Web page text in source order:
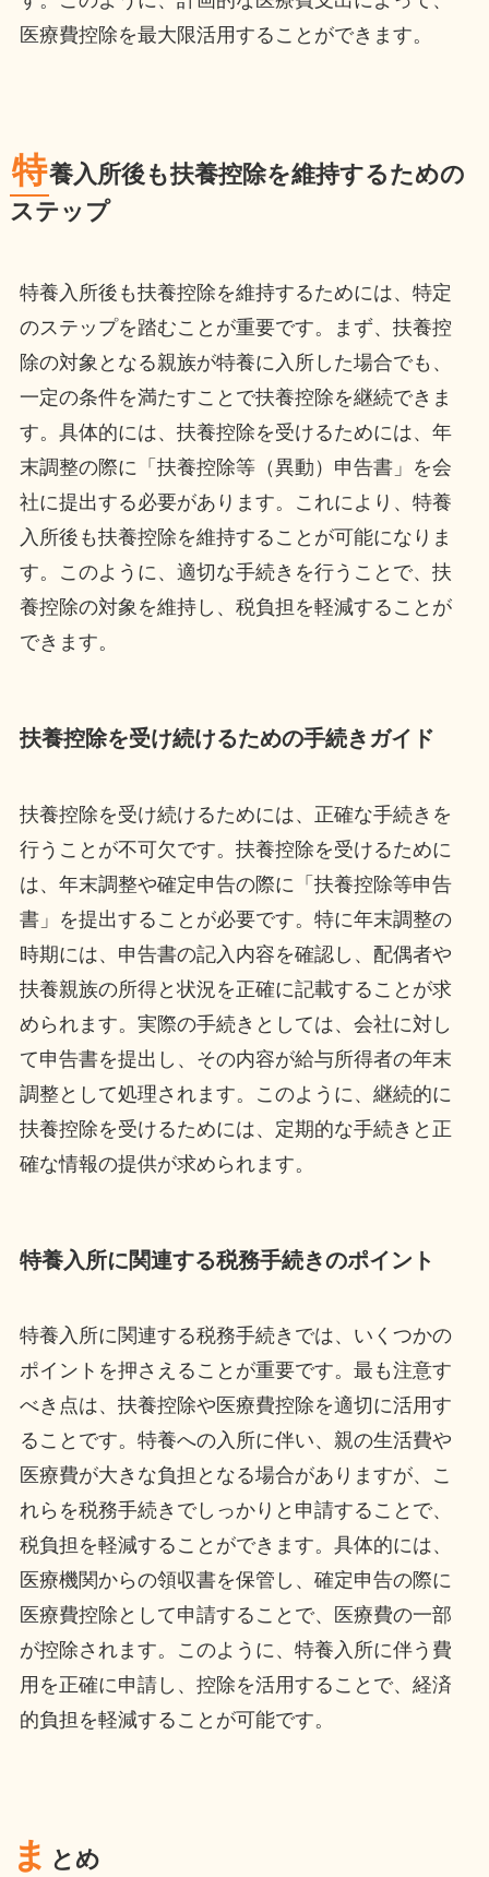
医療費控除を最大限活用することができます。
特養入所後も扶養控除を維持するための
ステップ
特養入所後も扶養控除を維持するためには、特定
のステップを踏むことが重要です。まず、扶養控
除の対象となる親族が特養に入所した場合でも、
一定の条件を満たすことで扶養控除を継続できま
す。具体的には、扶養控除を受けるためには、年
末調整の際に「扶養控除等（異動）申告書」を会
社に提出する必要があります。これにより、特養
入所後も扶養控除を維持することが可能になりま
す。このように、適切な手続きを行うことで、扶
養控除の対象を維持し、税負担を軽減することが
できます。
扶養控除を受け続けるための手続きガイド
扶養控除を受け続けるためには、正確な手続きを
行うことが不可欠です。扶養控除を受けるために
は、年末調整や確定申告の際に「扶養控除等申告
書」を提出することが必要です。特に年末調整の
時期には、申告書の記入内容を確認し、配偶者や
扶養親族の所得と状況を正確に記載することが求
められます。実際の手続きとしては、会社に対し
て申告書を提出し、その内容が給与所得者の年末
調整として処理されます。このように、継続的に
扶養控除を受けるためには、定期的な手続きと正
確な情報の提供が求められます。
特養入所に関連する税務手続きのポイント
特養入所に関連する税務手続きでは、いくつかの
ポイントを押さえることが重要です。最も注意す
べき点は、扶養控除や医療費控除を適切に活用す
ることです。特養への入所に伴い、親の生活費や
医療費が大きな負担となる場合がありますが、こ
れらを税務手続きでしっかりと申請することで、
税負担を軽減することができます。具体的には、
医療機関からの領収書を保管し、確定申告の際に
医療費控除として申請することで、医療費の一部
が控除されます。このように、特養入所に伴う費
用を正確に申請し、控除を活用することで、経済
的負担を軽減することが可能です。
ま とめ